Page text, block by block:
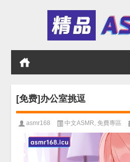
[免费]办公室挑逗
asmr168 中文ASMR ,免費專區